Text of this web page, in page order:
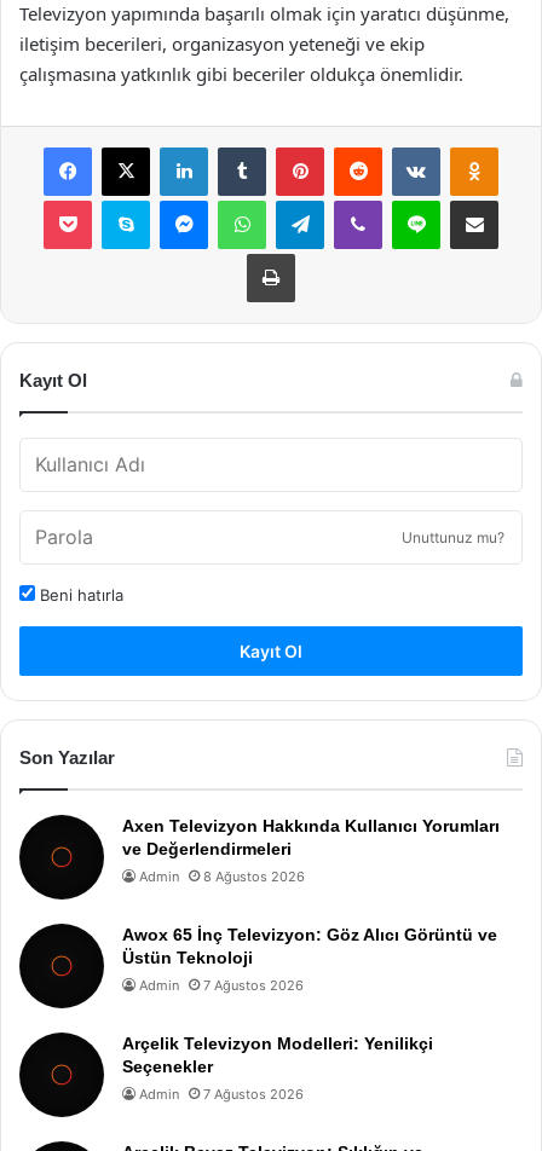
Televizyon yapımında başarılı olmak için yaratıcı düşünme,
iletişim becerileri, organizasyon yeteneği ve ekip
çalışmasına yatkınlık gibi beceriler oldukça önemlidir.
Facebook
X LinkedInTumblr PinterestReddit VKontakte
Pocket Skype MessengerWhatsAppTelegramViber Line E-Posta ile
Yazdır
Kayıt Ol
Unuttunuz mu?
Beni hatırla
Kayıt Ol
Son Yazılar
Axen Televizyon Hakkında Kullanıcı Yorumları
ve Değerlendirmeleri
Admin 8 Ağustos 2026
Awox 65 İnç Televizyon: Göz Alıcı Görüntü ve
Üstün Teknoloji
Admin 7 Ağustos 2026
Arçelik Televizyon Modelleri: Yenilikçi
Seçenekler
Admin 7 Ağustos 2026